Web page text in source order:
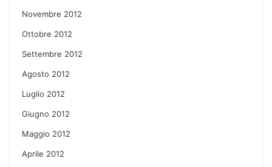
Novembre 2012
Ottobre 2012
Settembre 2012
Agosto 2012
Luglio 2012
Giugno 2012
Maggio 2012
Aprile 2012